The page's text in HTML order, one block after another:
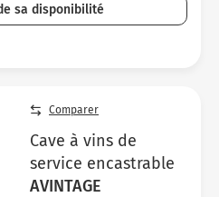
sa disponibilité
Comparer
Cave à vins de
service encastrable
AVINTAGE